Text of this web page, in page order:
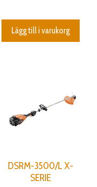
Lägg till i varukorg
DSRM-3500/L X-
SERIE